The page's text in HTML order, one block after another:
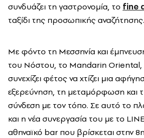
συνδυάζει τη γαστρονομία, το fine
ταξίδι της προσωπικής αναζήτησης.
Με φόντο τη Μεσσηνία και
του Νόστου, το Mandarin
συνεχίζει φέτος να χτίζει μια
εξερεύνηση, τη μεταμόρφωση και
σύνδεση με τον τόπο. Σε αυτό το
και η νέα συνεργασία του με το
αθηναϊκό bar που βρίσκεται στην